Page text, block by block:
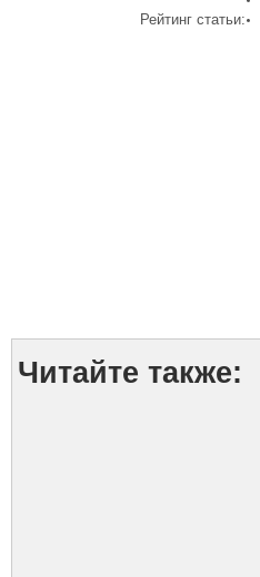
Рейтинг статьи:
Читайте также: